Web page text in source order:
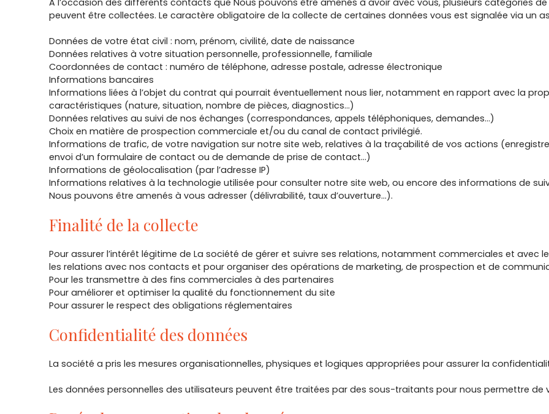
A l’occasion des différents contacts que Nous pouvons être amenés à avoir avec vous, plusieurs catégories
peuvent être collectées. Le caractère obligatoire de la collecte de certaines données vous est signalée via un
Données de votre état civil : nom, prénom, civilité, date de naissance
Données relatives à votre situation personnelle, professionnelle, familiale
Coordonnées de contact : numéro de téléphone, adresse postale, adresse électronique
Informations bancaires
Informations liées à l’objet du contrat qui pourrait éventuellement nous lier, notamment en rapport avec la
caractéristiques (nature, situation, nombre de pièces, diagnostics…)
Données relatives au suivi de nos échanges (correspondances, appels téléphoniques, demandes…)
Choix en matière de prospection commerciale et/ou du canal de contact privilégié.
Informations de trafic, de votre navigation sur notre site web, relatives à la traçabilité de vos actions
envoi d’un formulaire de contact ou de demande de prise de contact…)
Informations de géolocalisation (par l’adresse IP)
Informations relatives à la technologie utilisée pour consulter notre site web, ou encore des informations de
Nous pouvons être amenés à vous adresser (délivrabilité, taux d’ouverture…).
Finalité de la collecte
Pour assurer l’intérêt légitime de La société de gérer et suivre ses relations, notamment commerciales et avec
les relations avec nos contacts et pour organiser des opérations de marketing, de prospection et de
Pour les transmettre à des fins commerciales à des partenaires
Pour améliorer et optimiser la qualité du fonctionnement du site
Pour assurer le respect des obligations réglementaires
Confidentialité des données
La société a pris les mesures organisationnelles, physiques et logiques appropriées pour assurer la
Les données personnelles des utilisateurs peuvent être traitées par des sous-traitants pour nous permettre de